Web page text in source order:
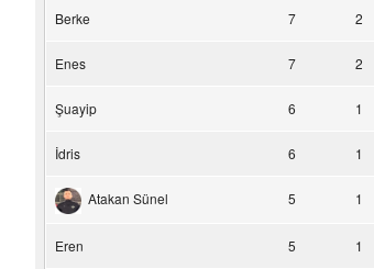
Berke 7 2
Enes 7 2
Şuayip 6 1
İdris 6 1
Atakan Sünel 5 1
Eren 5 1